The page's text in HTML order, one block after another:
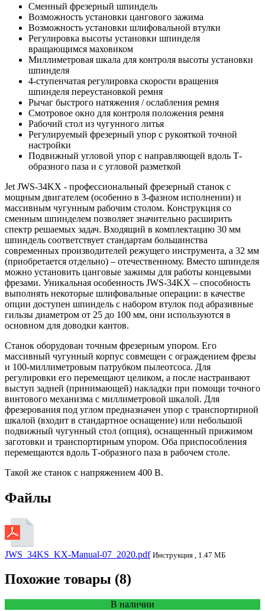
Сменный фрезерный шпиндель
Возможность установки цангового зажима
Возможность установки шлифовальной втулки
Регулировка высоты установки шпинделя
вращающимся маховиком
Миллиметровая шкала для контроля высоты установки
шпинделя
4-ступенчатая регулировка скорости вращения
шпинделя переустановкой ремня
Рычаг быстрого натяжения / ослабления ремня
Смотровое окно для контроля положения ремня
Рабочий стол из чугунного литья
Регулируемый фрезерный упор с рукояткой точной
настройки
Подвижный угловой упор с направляющей вдоль Т-
образного паза и с угловой разметкой
Jet JWS-34KX - профессиональный фрезерный станок с
мощным двигателем (особенно в 3-фазном исполнении) и
массивным чугунным рабочим столом. Конструкция со
сменным шпинделем позволяет значительно расширить
спектр решаемых задач. Входящий в комплектацию 30 мм
шпиндель соответствует стандартам большинства
современных производителей режущего инструмента, а 32 мм
(приобретается отдельно) – отечественному. Вместо шпинделя
можно установить цанговые зажимы для работы концевыми
фрезами. Уникальная особенность JWS-34KX – способность
выполнять некоторые шлифовальные операции: в качестве
опции доступен шпиндель с набором втулок под абразивные
гильзы диаметром от 25 до 100 мм, они используются в
основном для доводки кантов.
Станок оборудован точным фрезерным упором. Его
массивный чугунный корпус совмещен с ограждением фрезы
и 100-миллиметровым патрубком пылеотсоса. Для
регулировки его перемещают целиком, а после настраивают
выступ задней (принимающей) накладки при помощи точного
винтового механизма с миллиметровой шкалой. Для
фрезерования под углом предназначен упор с транспортирной
шкалой (входит в стандартное оснащение) или небольшой
подвижный чугунный стол (опция), оснащенный прижимом
заготовки и транспортирным упором. Оба приспособления
перемещаются вдоль Т-образного паза в рабочем столе.
Такой же станок с напряжением 400 В.
Файлы
JWS_34KS_KX-Manual-07_2020.pdf Инструкция , 1.47 МБ
Похожие товары (8)
В наличии